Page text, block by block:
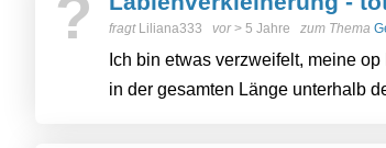
?
fragt Liliana333 vor> 5 Jahre zum Thema
Ich bin etwas verzweifelt, meine
in der gesamten Länge unterhalb